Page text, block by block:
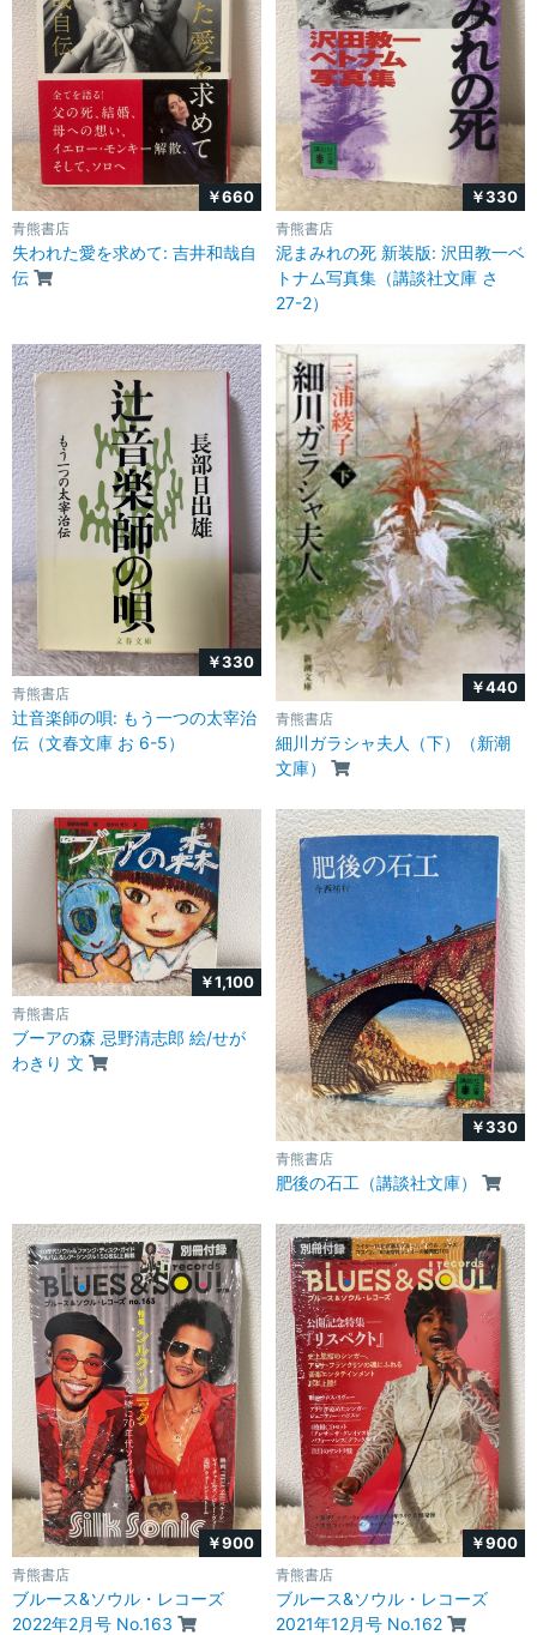
￥660
青熊書店
失われた愛を求めて: 吉井和哉自
伝
￥330
青熊書店
泥まみれの死 新装版: 沢田教一ベ
トナム写真集（講談社文庫 さ
27-2）
￥330
青熊書店
辻音楽師の唄: もう一つの太宰治
伝（文春文庫 お 6-5）
￥440
青熊書店
細川ガラシャ夫人（下）（新潮
文庫）
￥1,100
青熊書店
ブーアの森 忌野清志郎 絵/せが
わきり 文
￥330
青熊書店
肥後の石工（講談社文庫）
￥900
青熊書店
ブルース&ソウル・レコーズ
2022年2月号 No.163
￥900
青熊書店
ブルース&ソウル・レコーズ
2021年12月号 No.162